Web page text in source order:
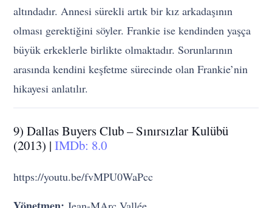
altındadır. Annesi sürekli artık bir kız arkadaşının
olması gerektiğini söyler. Frankie ise kendinden yaşça
büyük erkeklerle birlikte olmaktadır. Sorunlarının
arasında kendini keşfetme sürecinde olan Frankie’nin
hikayesi anlatılır.
9) Dallas Buyers Club – Sınırsızlar Kulübü
(2013) |IMDb: 8.0
https://youtu.be/fvMPU0WaPcc